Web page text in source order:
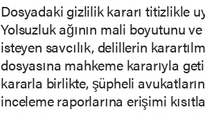
Dosyadaki gizlilik kararı titizlikle
Yolsuzluk ağının mali boyutunu
isteyen savcılık, delillerin
dosyasına mahkeme kararıyla
kararla birlikte, şüpheli
inceleme raporlarına erişimi